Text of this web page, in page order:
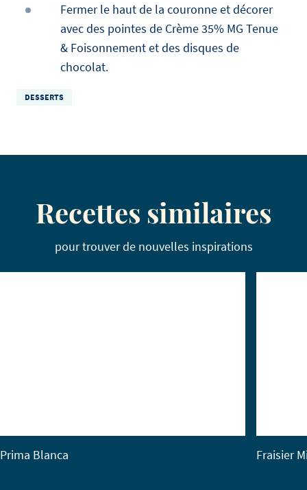
Fermer le haut de la couronne et décorer
avec des pointes de Crème 35% MG Tenue
& Foisonnement et des disques de
chocolat.
DESSERTS
Recettes similaires
pour trouver de nouvelles inspirations
Prima Blanca Fraisier